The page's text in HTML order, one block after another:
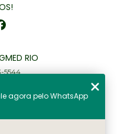
RIO
5544
3352
agora pelo WhatsApp